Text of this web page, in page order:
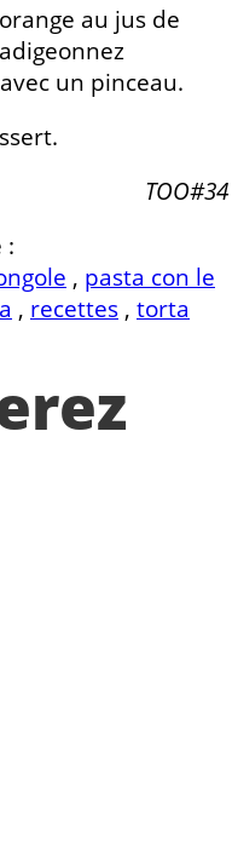
au jus de
un pinceau.
TOO#34
:
, pasta con le
, recettes , torta